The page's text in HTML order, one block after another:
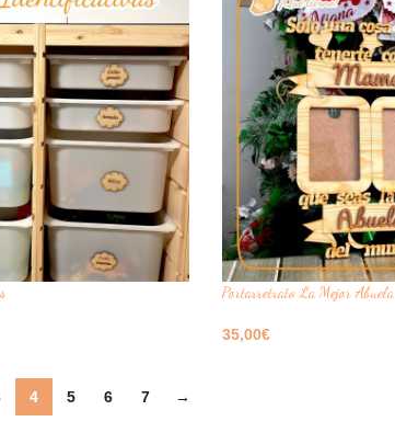
Portarretrato La Mejor Abuela
35,00€
4 5 6 7 →